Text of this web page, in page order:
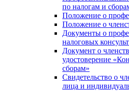
по налогам и
Положение о
Положение о
Документы о
налоговых
Документ о
удостоверение
сборам»
Свидетельство о
лица и